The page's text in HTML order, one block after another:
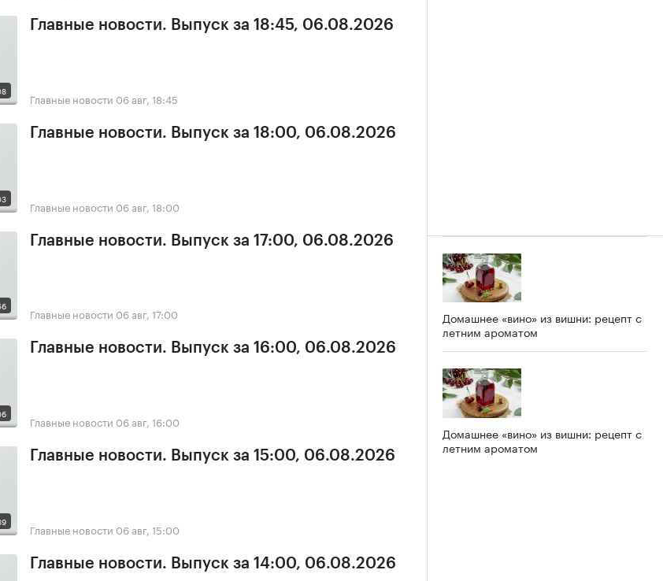
Главные новости. Выпуск за 18:45, 06.08.2026
Главные новости 06 авг, 18:45
Главные новости. Выпуск за 18:00, 06.08.2026
Главные новости 06 авг, 18:00
Главные новости. Выпуск за 17:00, 06.08.2026
Главные новости 06 авг, 17:00
Главные новости. Выпуск за 16:00, 06.08.2026
Главные новости 06 авг, 16:00
Главные новости. Выпуск за 15:00, 06.08.2026
Главные новости 06 авг, 15:00
Главные новости. Выпуск за 14:00, 06.08.2026
Домашнее «вино» из вишни: рецепт с
летним ароматом
Домашнее «вино» из вишни: рецепт с
летним ароматом